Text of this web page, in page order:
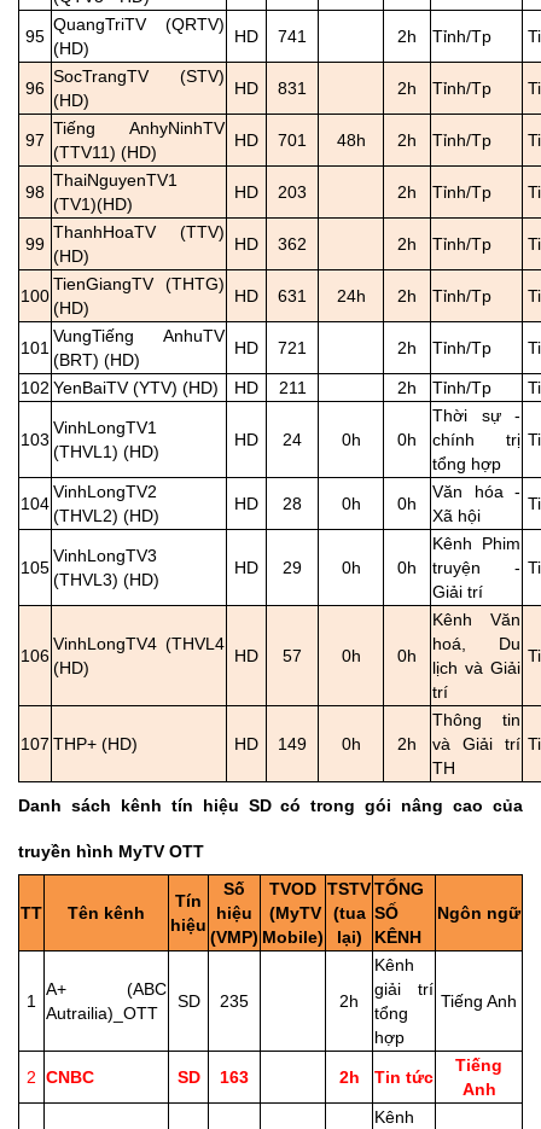
95
QuangTriTV (QRTV)
(HD)
HD 741 2h Tỉnh/Tp
96
SocTrangTV (STV)
(HD)
HD 831 2h Tỉnh/Tp
97
Tiếng AnhyNinhTV
(TTV11) (HD)
HD 701 48h 2h Tỉnh/Tp
98
ThaiNguyenTV1
(TV1)(HD)
HD 203 2h Tỉnh/Tp
99
ThanhHoaTV (TTV)
(HD)
HD 362 2h Tỉnh/Tp
100
TienGiangTV (THTG)
(HD)
HD 631 24h 2h Tỉnh/Tp
101
VungTiếng AnhuTV
(BRT) (HD)
HD 721 2h Tỉnh/Tp
102 YenBaiTV (YTV) (HD) HD 211 2h Tỉnh/Tp
103
VinhLongTV1
(THVL1) (HD)
HD 24 0h 0h
Thời sự -
chính trị
tổng hợp
104
VinhLongTV2
(THVL2) (HD)
HD 28 0h 0h
Văn hóa -
Xã hội
105
VinhLongTV3
(THVL3) (HD)
HD 29 0h 0h
Kênh Phim
truyện -
Giải trí
106
VinhLongTV4 (THVL4
(HD)
HD 57 0h 0h
Kênh Văn
hoá, Du
lịch và Giải
trí
107 THP+ (HD) HD 149 0h 2h
Thông tin
và Giải trí
TH
Danh sách kênh tín hiệu SD có trong gói nâng cao của
truyền hình MyTV OTT
TT Tên kênh
Tín
hiệu
Số
hiệu
(VMP)
TVOD
(MyTV
Mobile)
TSTV
(tua
lại)
TỔNG
SỐ
KÊNH
Ngôn ngữ
1
A+ (ABC
Autrailia)_OTT
SD 235 2h
Kênh
giải trí
tổng
hợp
Tiếng Anh
2 CNBC SD 163 2h Tin tức
Tiếng
Anh
Kênh